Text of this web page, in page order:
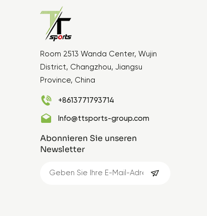
Room 2513 Wanda Center, Wujin
District, Changzhou, Jiangsu
Province, China
+8613771793714
Info@ttsports-group.com
Abonnieren Sie unseren
Newsletter